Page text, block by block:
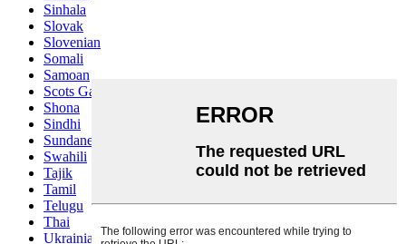
Sinhala
Slovak
Slovenian
Somali
Samoan
Scots Gaelic
Shona
Sindhi
Sundanese
Swahili
Tajik
Tamil
Telugu
Thai
Ukrainian